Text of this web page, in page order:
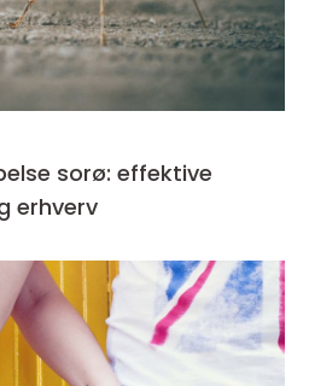
sorø: effektive
erhverv